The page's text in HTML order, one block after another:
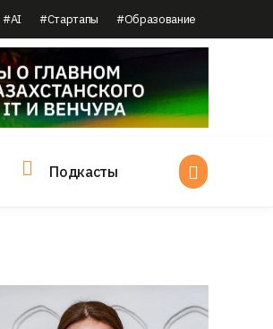
#AI #Стартапы #Образование
Подкасты